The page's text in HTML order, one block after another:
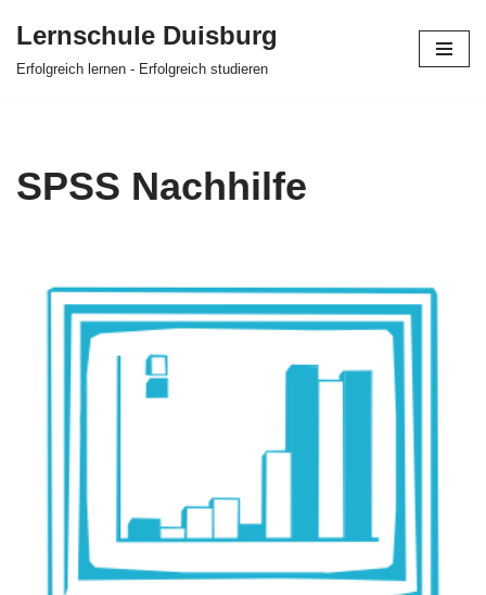
Lernschule Duisburg
Erfolgreich lernen - Erfolgreich studieren
SPSS Nachhilfe